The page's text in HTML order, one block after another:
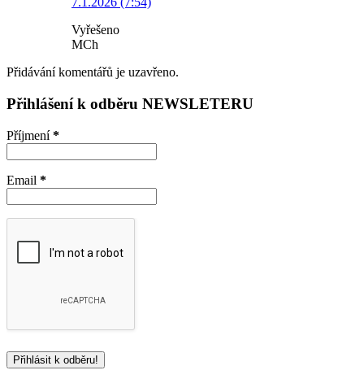
Vyřešeno
MCh
Přidávání komentářů je uzavřeno.
Přihlášení k odběru NEWSLETERU
Příjmení*
Email *